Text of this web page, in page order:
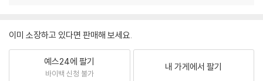
이미 소장하고 있다면 판매해 보세요.
예스24에 팔기
바이백 신청 불가
내 가게에서 팔기